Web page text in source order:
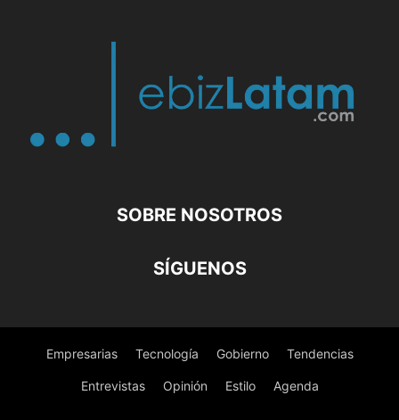
SOBRE NOSOTROS
SÍGUENOS
Empresarias Tecnología Gobierno Tendencias
Entrevistas Opinión Estilo Agenda